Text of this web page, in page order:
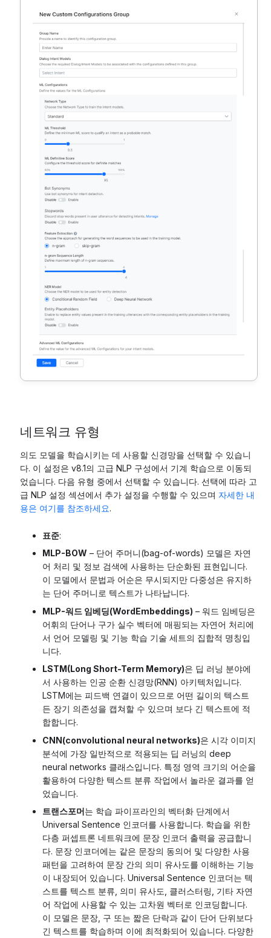
네트워크 유형
의도 모델을 학습시키는 데 사용할 신경망을 선택할 수 있습니
다. 이 설정은 v8.1의 고급 NLP 구성에서 기계 학습으로 이동되
었습니다. 다음 유형 중에서 선택할 수 있습니다. 선택에 따라 고
급 NLP 설정 섹션에서 추가 설정을 수행할 수 있으며 자세한 내
용은 여기를 참조하세요.
표준:
MLP-BOW – 단어 주머니(bag-of-words) 모델은 자연
어 처리 및 정보 검색에 사용하는 단순화된 표현입니다.
이 모델에서 문법과 어순은 무시되지만 다중성은 유지하
는 단어 주머니로 텍스트가 나타납니다.
MLP-워드 임베딩(WordEmbeddings) – 워드 임베딩은
어휘의 단어나 구가 실수 벡터에 매핑되는 자연어 처리에
서 언어 모델링 및 기능 학습 기술 세트의 집합적 명칭입
니다.
LSTM(Long Short-Term Memory)은 딥 러닝 분야에
서 사용하는 인공 순환 신경망(RNN) 아키텍처입니다.
LSTM에는 피드백 연결이 있으므로 어떤 길이의 텍스트
든 장기 의존성을 캡쳐할 수 있으며 보다 긴 텍스트에 적
합합니다.
CNN(convolutional neural networks)은 시각 이미지
분석에 가장 일반적으로 적용되는 딥 러닝의 deep
neural networks 클래스입니다. 특정 영역 크기의 어순을
활용하여 다양한 텍스트 분류 작업에서 놀라운 결과를 얻
었습니다.
트랜스포머 는 학습 파이프라인의 벡터화 단계에서
Universal Sentence 인코더를 사용합니다. 학습을 위한
다층 퍼셉트론 네트워크에 문장 인코더 출력을 공급합니
다. 문장 인코더에는 같은 문장의 동의어 및 다양한 사용
패턴을 고려하여 문장 간의 의미 유사도를 이해하는 기능
이 내장되어 있습니다. Universal Sentence 인코더는 텍
스트를 텍스트 분류, 의미 유사도, 클러스터링, 기타 자연
어 작업에 사용할 수 있는 고차원 벡터로 인코딩합니다.
이 모델은 문장, 구 또는 짧은 단락과 같이 단어 단위보다
긴 텍스트를 학습하며 이에 최적화되어 있습니다. 다양한